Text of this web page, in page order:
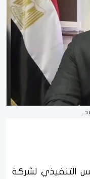
التنفيذي لشركة